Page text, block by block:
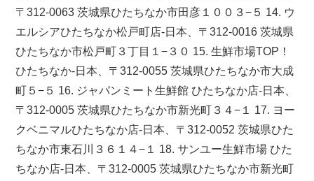
〒312-0063 茨城県ひたちなか市田彦１００３−５ 14. ウ
エルシアひたちなか松戸町店-日本、〒312-0016 茨城県
ひたちなか市松戸町３丁目１−３０ 15. 生鮮市場TOP！
ひたちなか-日本、〒312-0055 茨城県ひたちなか市大成
町５−５ 16. ジャパンミート生鮮館 ひたちなか店-日本、
〒312-0005 茨城県ひたちなか市新光町３４−１ 17. ヨー
クベニマルひたちなか店-日本、〒312-0052 茨城県ひた
ちなか市東石川３６１４−１ 18. サンユー生鮮市場 ひた
ちなか店-日本、〒312-0005 茨城県ひたちなか市新光町